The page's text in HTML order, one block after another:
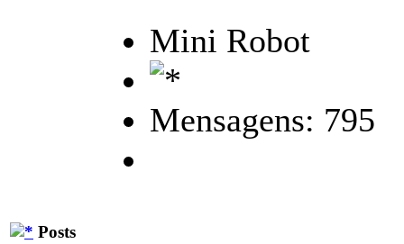
Posts
Mini Robot
Mensagens: 795